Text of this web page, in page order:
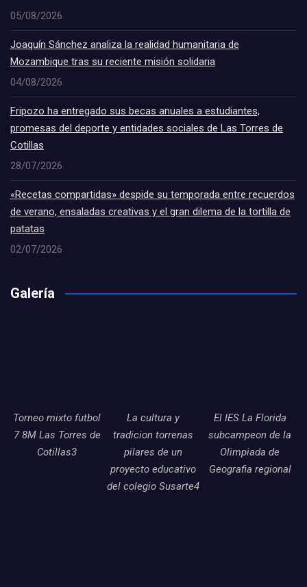
05/08/2026
Joaquín Sánchez analiza la realidad humanitaria de
Mozambique tras su reciente misión solidaria
04/08/2026
Fripozo ha entregado sus becas anuales a estudiantes,
promesas del deporte y entidades sociales de Las Torres de
Cotillas
28/07/2026
«Recetas compartidas» despide su temporada entre recuerdos
de verano, ensaladas creativas y el gran dilema de la tortilla de
patatas
02/07/2026
Galería
Torneo mixto futbol
7 8M Las Torres de
Cotillas3
La cultura y
tradicion torrenas
pilares de un
proyecto educativo
del colegio Susarte4
El IES La Florida
subcampeon de la
Olimpiada de
Geografia regional